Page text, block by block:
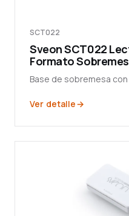
SCT022
Sveon SCT022
Formato
Base de sobremesa con
Ver detalle